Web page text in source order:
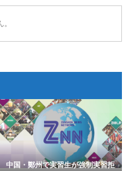
中国・鄭州で実習生が強制実習拒